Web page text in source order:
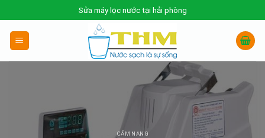
to
content
Sửa máy lọc nước tại hải phòng
CẨM NANG